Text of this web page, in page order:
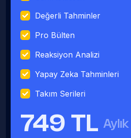
Değerli Tahminler
Pro Bülten
Reaksiyon Analizi
Yapay Zeka Tahminleri
Takım Serileri
749 TL Aylık